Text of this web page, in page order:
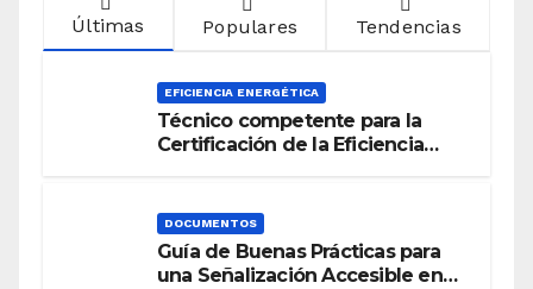
Últimas Populares Tendencias
EFICIENCIA ENERGÉTICA
Técnico competente para la
Certificación de la Eficiencia
DOCUMENTOS
Guía de Buenas Prácticas para
una Señalización Accesible en